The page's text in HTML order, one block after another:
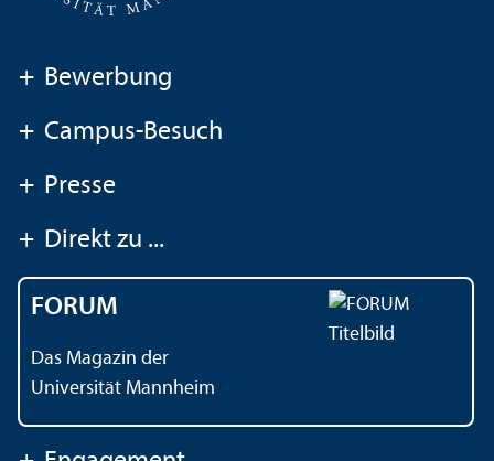
+ Bewerbung
+ Campus-Besuch
+ Presse
+ Direkt zu ...
FORUM
Das Magazin der
Universität Mannheim